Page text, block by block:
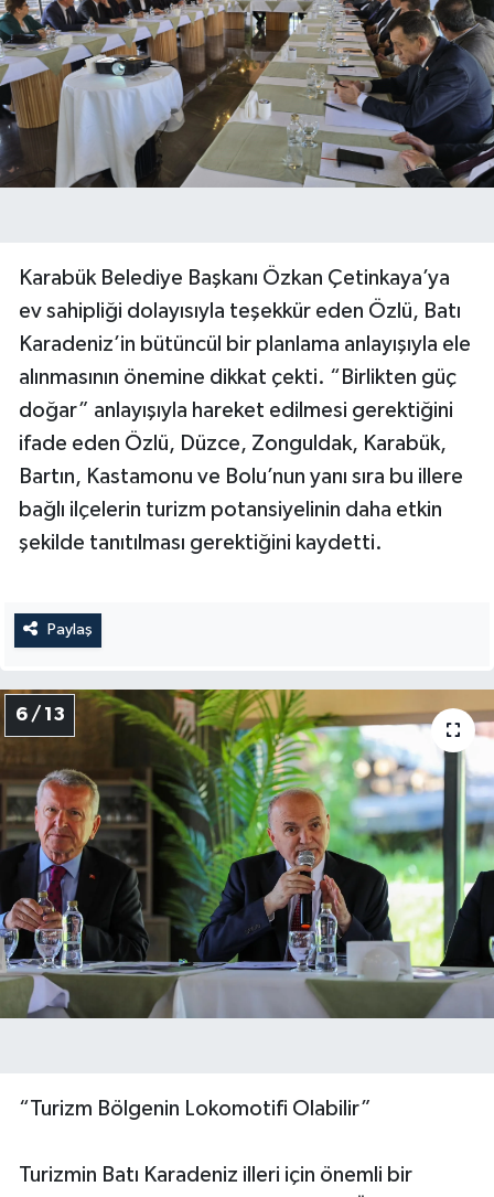
Karabük Belediye Başkanı Özkan Çetinkaya’ya
ev sahipliği dolayısıyla teşekkür eden Özlü, Batı
Karadeniz’in bütüncül bir planlama anlayışıyla ele
alınmasının önemine dikkat çekti. “Birlikten güç
doğar” anlayışıyla hareket edilmesi gerektiğini
ifade eden Özlü, Düzce, Zonguldak, Karabük,
Bartın, Kastamonu ve Bolu’nun yanı sıra bu illere
bağlı ilçelerin turizm potansiyelinin daha etkin
şekilde tanıtılması gerektiğini kaydetti.
Paylaş
6 / 13
“Turizm Bölgenin Lokomotifi Olabilir”
Turizmin Batı Karadeniz illeri için önemli bir